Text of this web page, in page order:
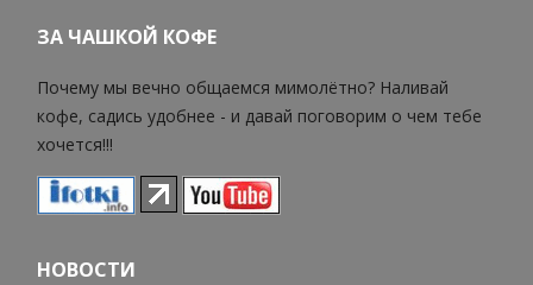
ЗА ЧАШКОЙ КОФЕ
Почему мы вечно общаемся мимолётно? Наливай
кофе, садись удобнее - и давай поговорим о чем тебе
хочется!!!
НОВОСТИ